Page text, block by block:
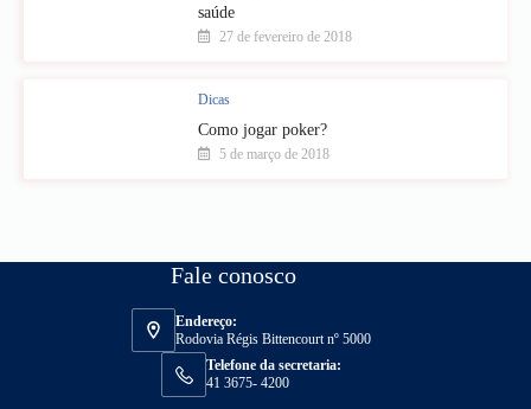
saúde
27 de fevereiro de 2018
Dicas
Como jogar poker?
5 de março de 2018
Fale conosco
Endereço:
Rodovia Régis Bittencourt nº 5000
Telefone da secretaria:
41 3675- 4200